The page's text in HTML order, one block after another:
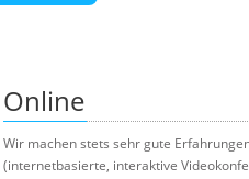
Online
Wir machen stets sehr gute
(internetbasierte, interaktive